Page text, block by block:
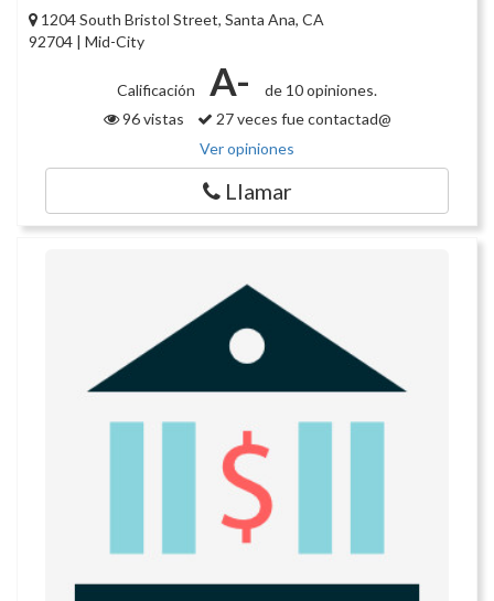
1204 South Bristol Street, Santa Ana, CA
92704 | Mid-City
Calificación A-
de 10 opiniones.
96 vistas
27 veces fue contactad@
Ver opiniones
Llamar